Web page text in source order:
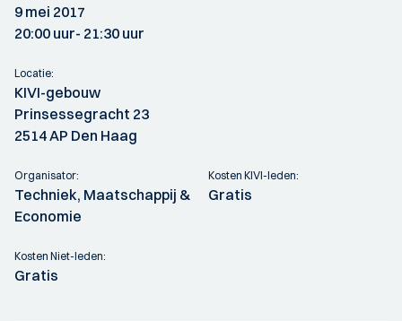
9 mei 2017
20:00 uur- 21:30 uur
Locatie:
KIVI-gebouw
Prinsessegracht 23
2514 AP Den Haag
Organisator:
Techniek, Maatschappij &
Economie
Kosten KIVI-leden:
Gratis
Kosten Niet-leden:
Gratis